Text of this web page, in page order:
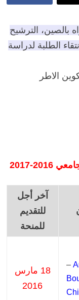
بالصين، الترشيح
لانتقاء الطلبة لدراسة
الاطر
2017
آخر أجل
للتقديم
للمنحة
18 مارس
2016
–